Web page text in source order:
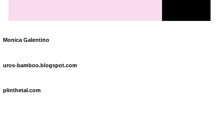
Monica Galentino
uros-bamboo.blogspot.com
plinthetal.com